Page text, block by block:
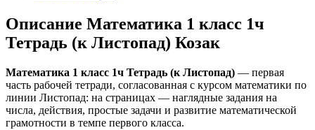
Описание Математика 1 класс 1ч
Тетрадь (к Листопад) Козак
Математика 1 класс 1ч Тетрадь (к Листопад) — первая
часть рабочей тетради, согласованная с курсом математики по
линии Листопад: на страницах — наглядные задания на
числа, действия, простые задачи и развитие математической
грамотности в темпе первого класса.